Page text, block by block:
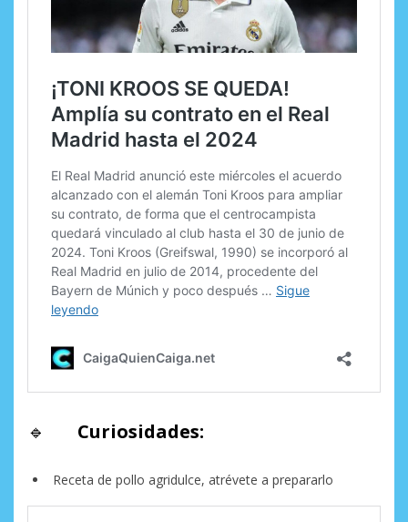
🔹 Curiosidades:
Receta de pollo agridulce, atrévete a prepararlo